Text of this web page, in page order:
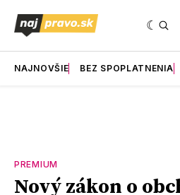
NAJNOVŠIE BEZ SPOPLATNENIA
PREMIUM
Nový zákon o